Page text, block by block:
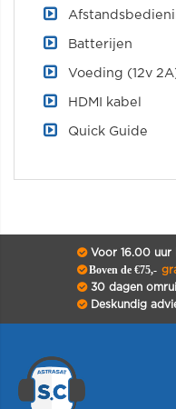
Batterijen
Voeding (12v
HDMI kabel
Quick Guide
Voor 16.00 uur
Boven de €75,-
30 dagen
Deskundig